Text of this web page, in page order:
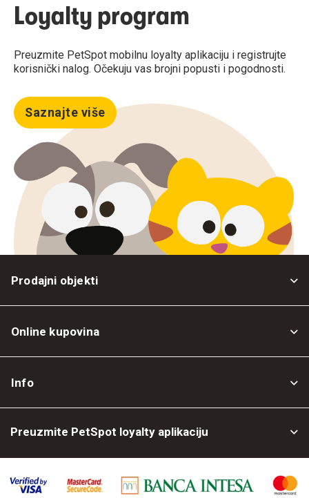
Loyalty program
Preuzmite PetSpot mobilnu loyalty aplikaciju i registrujte
korisnički nalog. Očekuju vas brojni popusti i pogodnosti.
Saznajte više
Prodajni objekti
Online kupovina
Info
Preuzmite PetSpot loyalty aplikaciju